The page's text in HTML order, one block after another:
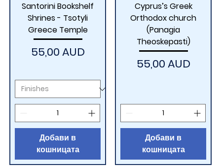
Santorini Bookshelf
Shrines - Tsotyli
Greece Temple
Цена
55,00 AUD
Добави в
кошницата
Cyprus’s Greek
Orthodox church
(Panagia
Theoskepasti)
Цена
55,00 AUD
Добави в
кошницата